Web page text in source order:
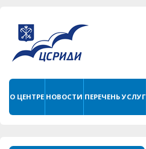
О ЦЕНТРЕ НОВОСТИ ПЕРЕЧЕНЬ УСЛУГ